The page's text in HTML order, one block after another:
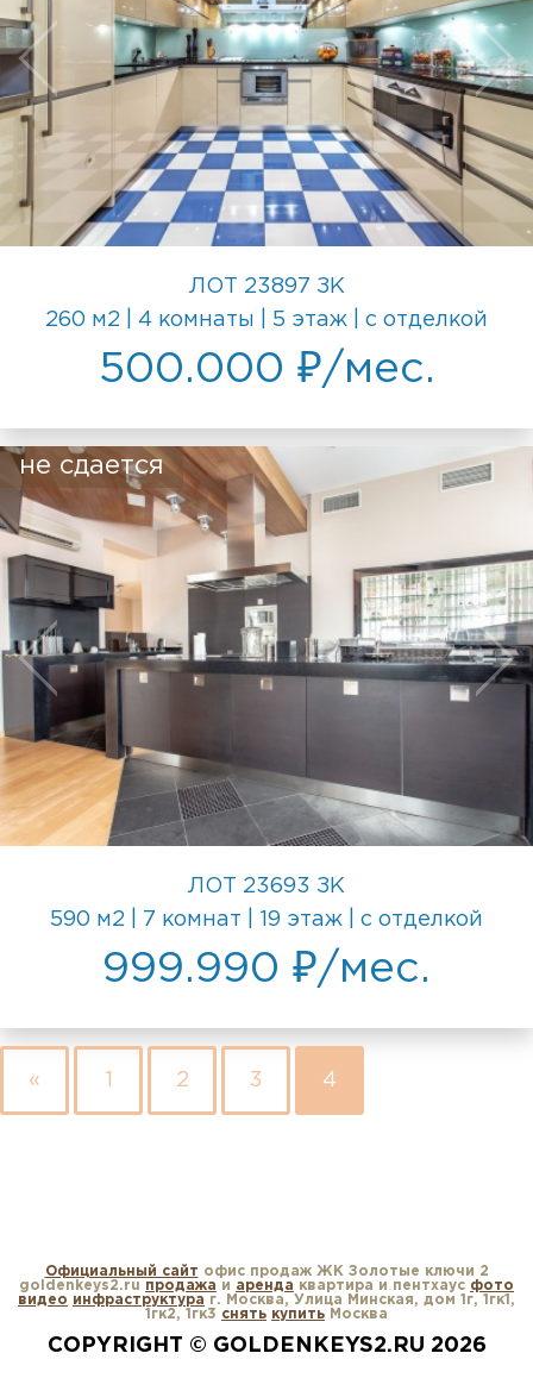
ЛОТ 23897 ЗК
260 м2 | 4 комнаты | 5 этаж | с отделкой
500.000 ₽/мес.
не сдается
ЛОТ 23693 ЗК
590 м2 | 7 комнат | 19 этаж | с отделкой
999.990 ₽/мес.
« 2 3 4
Официальный сайт офис продаж ЖК Золотые ключи 2
goldenkeys2.ru продажа и аренда квартира и пентхаус фото
видео инфраструктура г. Москва, Улица Минская, дом 1г, 1гк1,
1гк2, 1гк3 снять купить Москва
COPYRIGHT © GOLDENKEYS2.RU 2026